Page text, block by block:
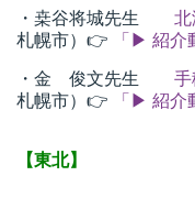
・桒谷将城先生 北
札幌市）👉
「▶ 紹介
・金 俊文先生 手
札幌市）👉
「▶ 紹介
【東北】